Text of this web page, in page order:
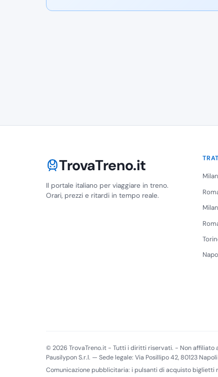
TrovaTreno.it
Il portale italiano per viaggiare in treno.
Orari, prezzi e ritardi in tempo reale.
© 2026 TrovaTreno.it - Tutti i diritti riservati. - Non affiliato
Pausilypon S.r.l. — Sede legale: Via Posillipo 42, 80123
Comunicazione pubblicitaria: i pulsanti di acquisto biglietti